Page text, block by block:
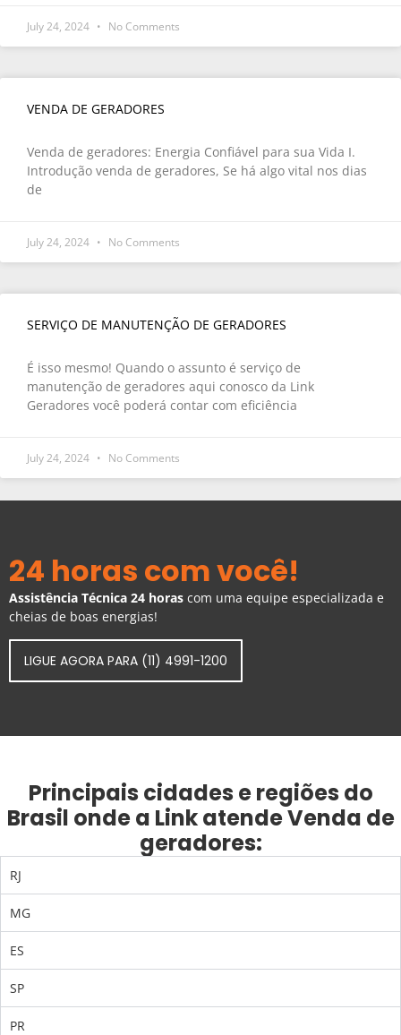
July 24, 2024 No Comments
VENDA DE GERADORES
Venda de geradores: Energia Confiável para sua Vida I.
Introdução venda de geradores, Se há algo vital nos dias
de
July 24, 2024 No Comments
SERVIÇO DE MANUTENÇÃO DE GERADORES
É isso mesmo! Quando o assunto é serviço de
manutenção de geradores aqui conosco da Link
Geradores você poderá contar com eficiência
July 24, 2024 No Comments
24 horas com você!
Assistência Técnica 24 horas com uma equipe especializada e
cheias de boas energias!
LIGUE AGORA PARA (11) 4991-1200
Principais cidades e regiões do
Brasil onde a Link atende Venda de
geradores:
RJ
MG
ES
SP
PR